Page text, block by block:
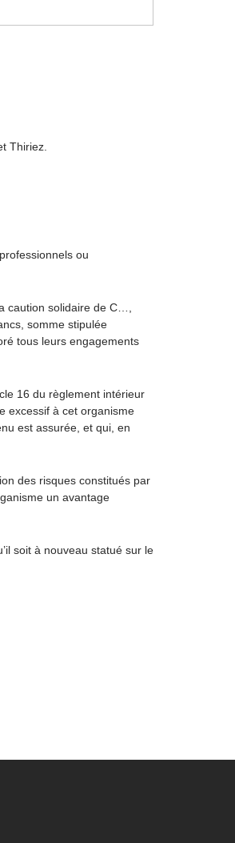
Thiriez.
ou
caution solidaire de C…,
somme stipulée
tous leurs engagements
16 du règlement intérieur
excessif à cet organisme
est assurée, et qui, en
des risques constitués par
un avantage
soit à nouveau statué sur le